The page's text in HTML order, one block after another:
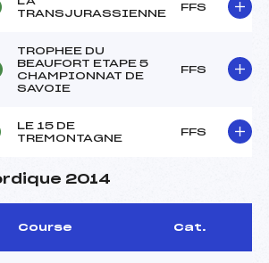
TRANSJURASSIENNE
FFS
TROPHEE DU
BEAUFORT ETAPE 5
CHAMPIONNAT DE
SAVOIE
FFS
LE 15 DE
TREMONTAGNE
FFS
2014
Course Cat.